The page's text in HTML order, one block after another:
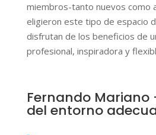
miembros-tanto nuevos como
eligieron este tipo de espacio
disfrutan de los beneficios de
profesional, inspiradora y
Fernando Mariano
del entorno